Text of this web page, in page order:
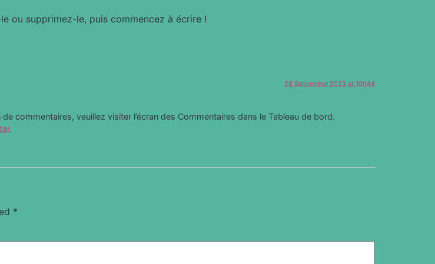
ou supprimez-le, puis commencez à écrire !
28 September 2023 at 10h44
commentaires, veuillez visiter l’écran des Commentaires dans le Tableau de bord.
.
*